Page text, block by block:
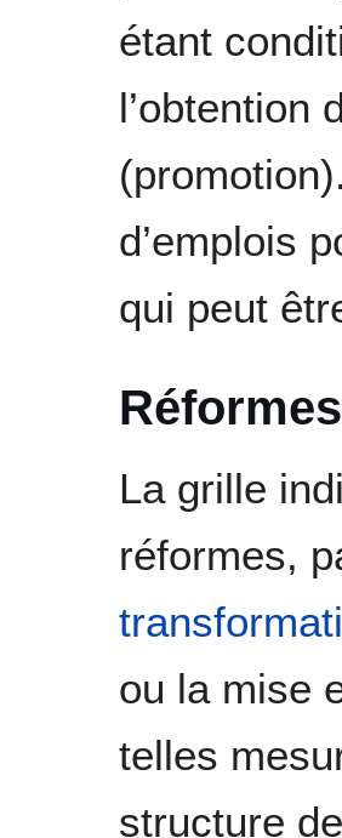
étant
l’obtention
d’emplois
qui peut
La grille
réformes,
ou la mise
telles
structure